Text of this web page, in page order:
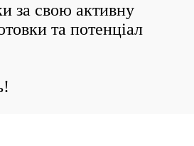
за свою активну
та потенціал